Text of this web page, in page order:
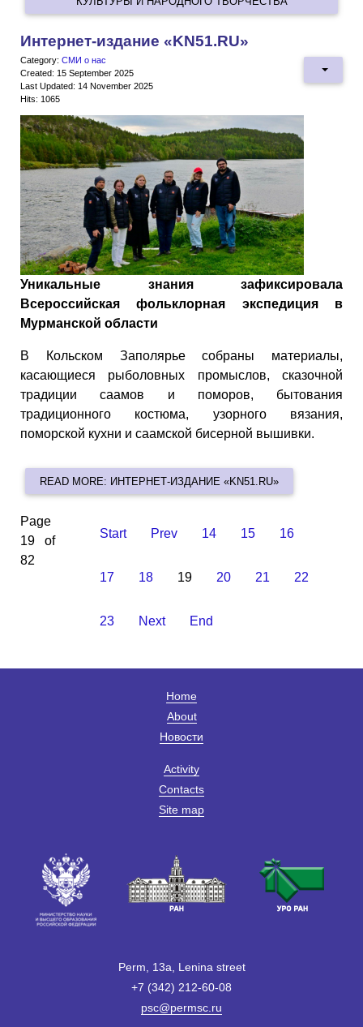
Интернет-издание «KN51.RU»
Category: СМИ о нас
Created: 15 September 2025
Last Updated: 14 November 2025
Hits: 1065
Уникальные знания зафиксировала
Всероссийская фольклорная экспедиция в
Мурманской области
В Кольском Заполярье собраны материалы,
касающиеся рыболовных промыслов, сказочной
традиции саамов и поморов, бытования
традиционного костюма, узорного вязания,
поморской кухни и саамской бисерной вышивки.
READ MORE: ИНТЕРНЕТ-ИЗДАНИЕ «KN51.RU»
Page
19 of
82
Start Prev 14 15 16
17 18 19 20 21 22
23 Next End
Home
About
Новости
Activity
Contacts
Site map
Perm, 13a, Lenina street
+7 (342) 212-60-08
psc@permsc.ru